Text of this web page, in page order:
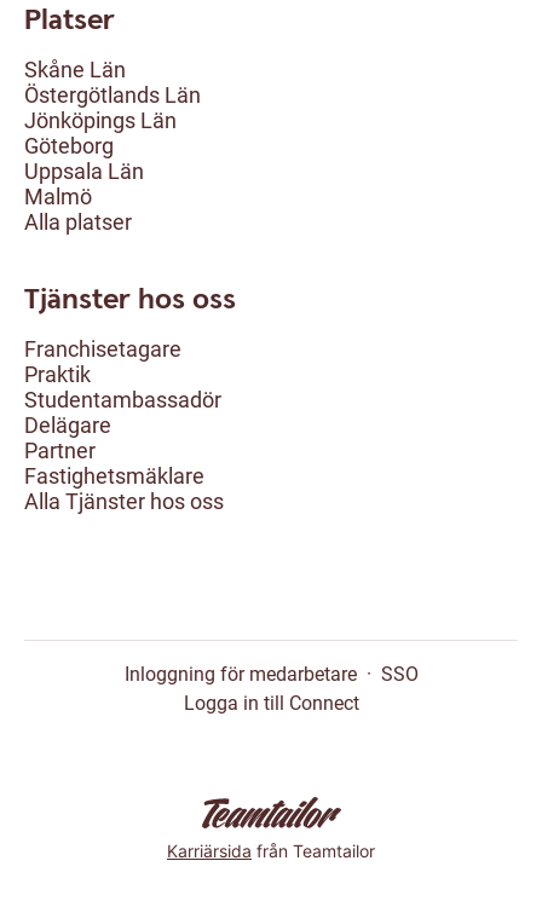
Platser
Skåne Län
Östergötlands Län
Jönköpings Län
Göteborg
Uppsala Län
Malmö
Alla platser
Tjänster hos oss
Franchisetagare
Praktik
Studentambassadör
Delägare
Partner
Fastighetsmäklare
Alla Tjänster hos oss
Inloggning för medarbetare · SSO
Logga in till Connect
Karriärsida från Teamtailor